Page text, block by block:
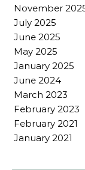
November
July 2025
June 2025
May 2025
January 2025
June 2024
March 2023
February 2023
February 2021
January 2021